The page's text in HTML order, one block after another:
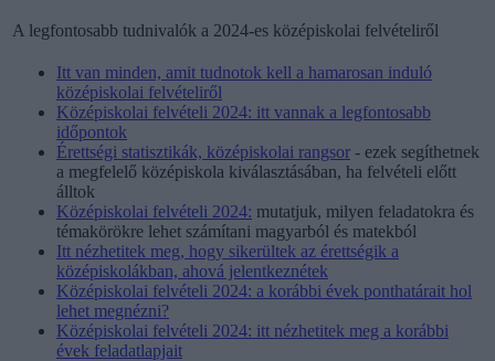
A legfontosabb tudnivalók a 2024-es középiskolai felvételiről
Itt van minden, amit tudnotok kell a hamarosan induló
középiskolai felvételiről
Középiskolai felvételi 2024: itt vannak a legfontosabb
időpontok
Érettségi statisztikák, középiskolai rangsor - ezek segíthetnek
a megfelelő középiskola kiválasztásában, ha felvételi előtt
álltok
Középiskolai felvételi 2024: mutatjuk, milyen feladatokra és
témakörökre lehet számítani magyarból és matekból
Itt nézhetitek meg, hogy sikerültek az érettségik a
középiskolákban, ahová jelentkeznétek
Középiskolai felvételi 2024: a korábbi évek ponthatárait hol
lehet megnézni?
Középiskolai felvételi 2024: itt nézhetitek meg a korábbi
évek feladatlapjait